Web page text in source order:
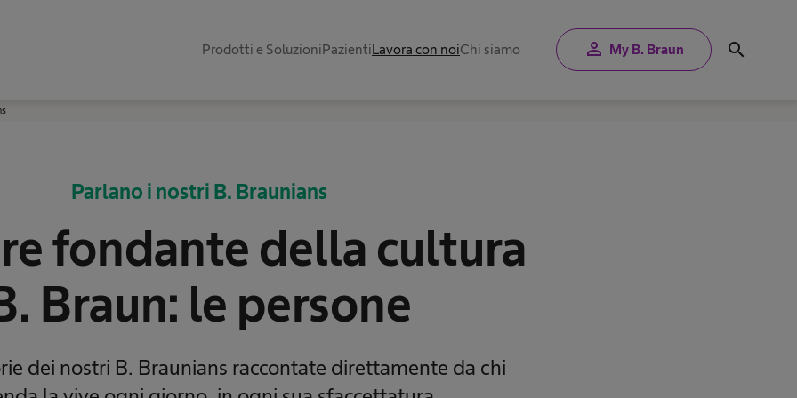
Prodotti e SoluzioniPazientiLavora con noiChi siamo person My B. Braun search
Parlano i nostri B. Braunians
fondante della cultura
Braun: le persone
dei nostri B. Braunians raccontate direttamente da chi